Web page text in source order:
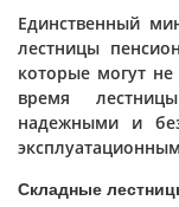
Единственный
лестницы
которые могут
время
надежными и
Складные